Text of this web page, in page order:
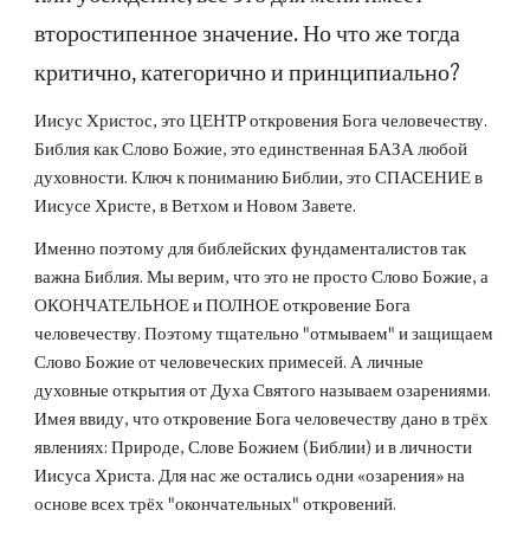
второстипенное значение. Но что же тогда
критично, категорично и принципиально?
Иисус Христос, это ЦЕНТР откровения Бога человечеству.
Библия как Слово Божие, это единственная БАЗА любой
духовности. Ключ к пониманию Библии, это СПАСЕНИЕ в
Иисусе Христе, в Ветхом и Новом Завете.
Именно поэтому для библейских фундаменталистов так
важна Библия. Мы верим, что это не просто Слово Божие, а
ОКОНЧАТЕЛЬНОЕ и ПОЛНОЕ откровение Бога
человечеству. Поэтому тщательно "отмываем" и защищаем
Слово Божие от человеческих примесей. А личные
духовные открытия от Духа Святого называем озарениями.
Имея ввиду, что откровение Бога человечеству дано в трёх
явлениях: Природе, Слове Божием (Библии) и в личности
Иисуса Христа. Для нас же остались одни «озарения» на
основе всех трёх "окончательных" откровений.